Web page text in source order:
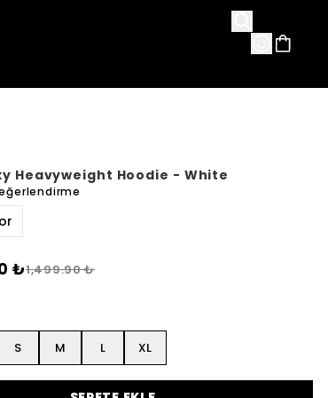
Heavyweight Hoodie - White
₺1,499.90 ₺
S M L XL